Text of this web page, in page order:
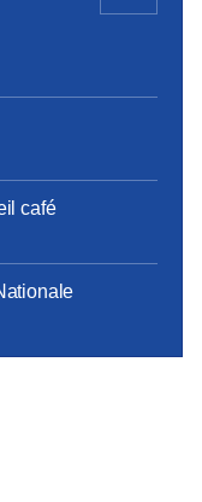
café